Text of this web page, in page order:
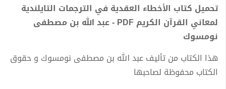
تحميل كتاب الأخطاء العقدية في الترجمات التايلندية
لمعاني القرآن الكريم PDF - عبد الله بن مصطفى
نومسوك
هذا الكتاب من تأليف عبد الله بن مصطفى نومسوك و حقوق
الكتاب محفوظة لصاحبها